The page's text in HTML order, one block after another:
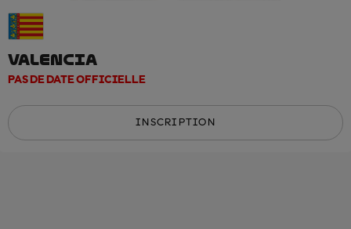
VALENCIA
PAS DE DATE OFFICIELLE
INSCRIPTION